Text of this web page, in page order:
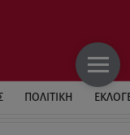
ΠΟΛΙΤΙΚΗ